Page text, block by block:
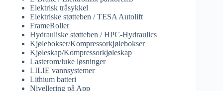
Elektrisk tråsykkel
Elektriske støtteben / TESA Autolift
FrameRoller
Hydrauliske støtteben / HPC-Hydraulics
Kjølebokser/Kompressorkjølebokser
Kjøleskap/Kompressorkjøleskap
Lasterom/luke løsninger
LILIE vannsystemer
Lithium batteri
Nivellering på App